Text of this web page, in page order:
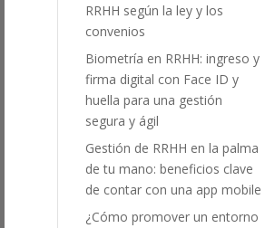
RRHH según la ley y los
convenios
Biometría en RRHH: ingreso y
firma digital con Face ID y
huella para una gestión
segura y ágil
Gestión de RRHH en la palma
de tu mano: beneficios clave
de contar con una app mobile
¿Cómo promover un entorno